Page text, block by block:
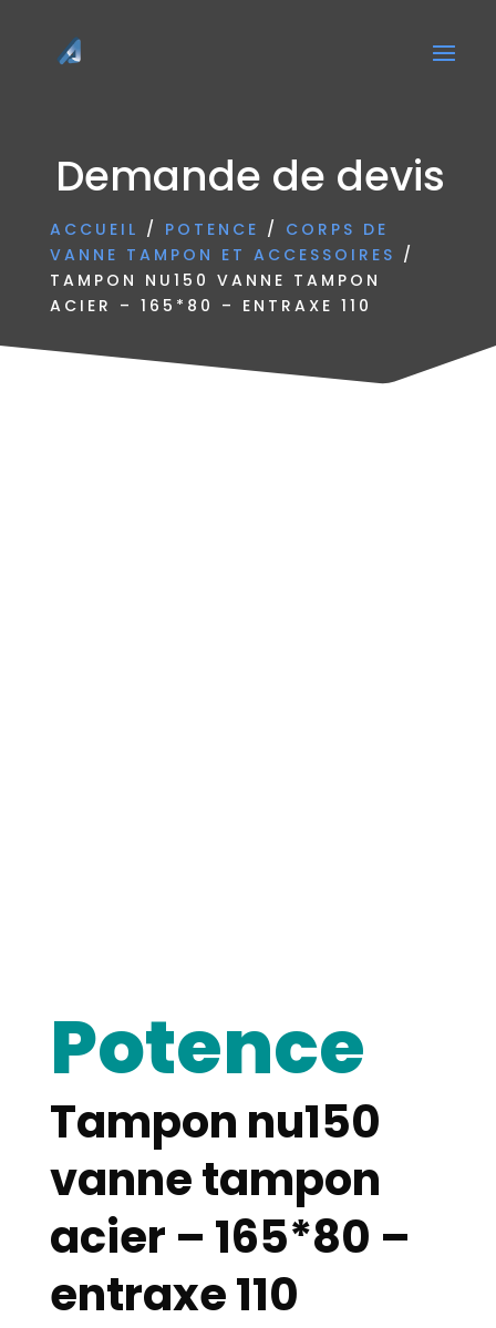
Demande de devis
ACCUEIL / POTENCE / CORPS DE
VANNE TAMPON ET ACCESSOIRES /
TAMPON NU150 VANNE TAMPON
ACIER – 165*80 – ENTRAXE 110
Potence
Tampon nu150
vanne tampon
acier – 165*80 –
entraxe 110